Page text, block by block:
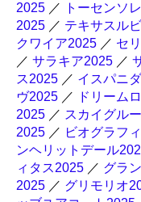
2025 ／ トーセンソ
2025 ／ テキサスル
クワイア2025 ／ セ
／ サラキア2025 ／
ス2025 ／ イスパニ
ヴ2025 ／ ドリーム
2025 ／ スカイグル
2025 ／ ビオグラフ
ンヘリットデール
ィタス2025 ／ グラ
2025 ／ グリモリオ